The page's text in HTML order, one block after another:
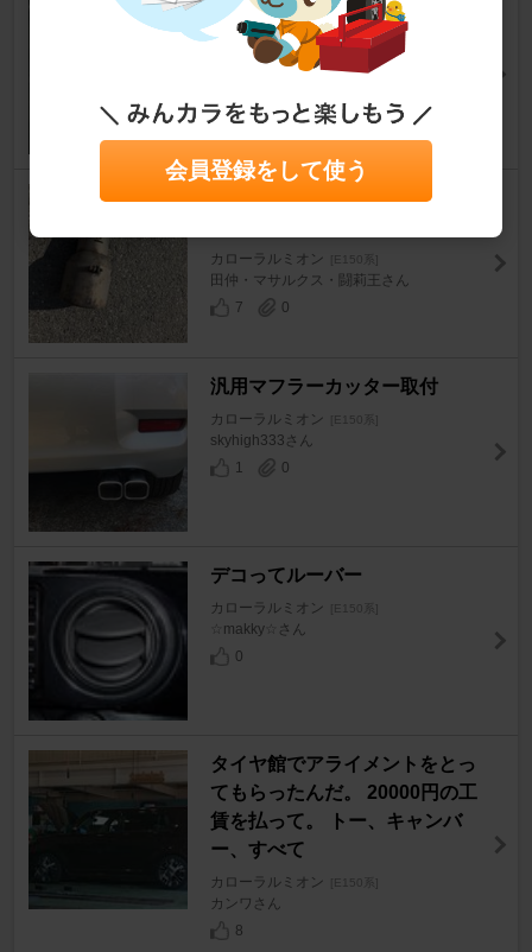
マフラーカッター
カローラルミオン [E150系]
ただ(´・ω・`) Rumiさん
理想のマフラーカッターを作っ
カローラルミオン [E150系]
田仲・マサルクス・闘莉王さん
7
0
汎用マフラーカッター取付
カローラルミオン [E150系]
skyhigh333さん
1
0
デコってルーバー
カローラルミオン [E150系]
☆makky☆さん
0
タイヤ館でアライメントをとっ
てもらったんだ。 20000円の工
賃を払って。 トー、キャンバ
ー、すべて
カローラルミオン [E150系]
カンワさん
8
会員登録をして使う